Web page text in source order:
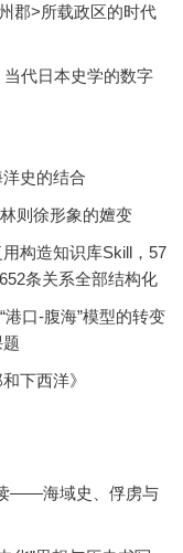
郡>所载政区的时代
当代日本史学的数字
史的结合
则徐形象的嬗变
构造知识库Skill，57
条关系全部结构化
港口-腹海”模型的转变
下西洋》
——海域史、俘虏与